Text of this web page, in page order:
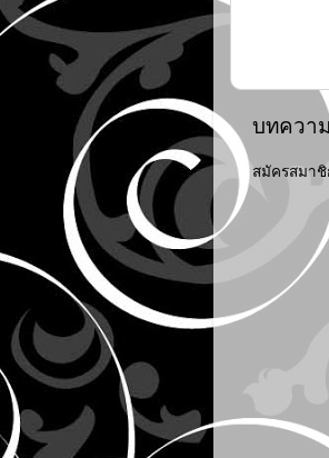
บทควา
สมัครสมาชิ